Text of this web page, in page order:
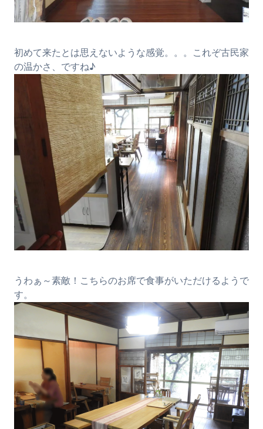
初めて来たとは思えないような感覚。。。これぞ古民家
の温かさ、ですね♪
うわぁ～素敵！こちらのお席で食事がいただけるようで
す。